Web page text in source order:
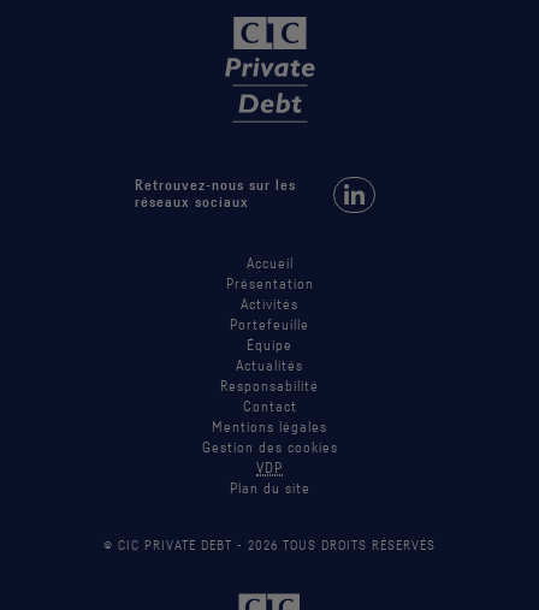
Retrouvez-nous sur les
réseaux sociaux
Retrouvez-nous sur LinkedIn
Accueil
Présentation
Activités
Portefeuille
Équipe
Actualités
Responsabilité
Contact
Mentions légales
Gestion des cookies
VDP
Plan du site
© CIC PRIVATE DEBT - 2026 TOUS DROITS RÉSERVÉS